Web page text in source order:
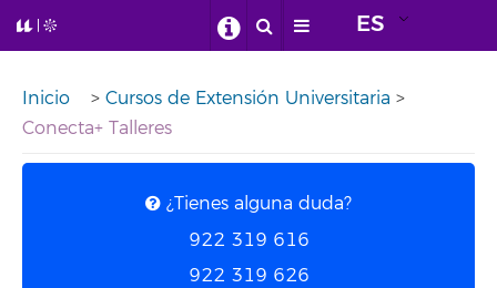
ES
Inicio > Cursos de Extensión Universitaria >
Conecta+ Talleres
¿Tienes alguna duda?
922 319 616
922 319 626